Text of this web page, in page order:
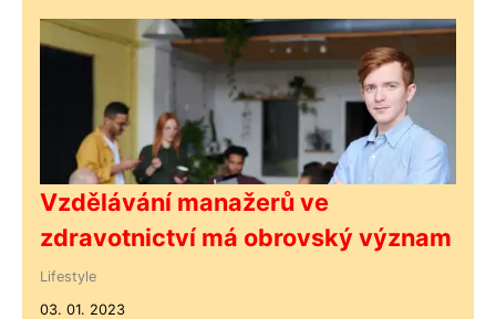
Vzdělávání manažerů ve
zdravotnictví má obrovský význam
Lifestyle
03. 01. 2023